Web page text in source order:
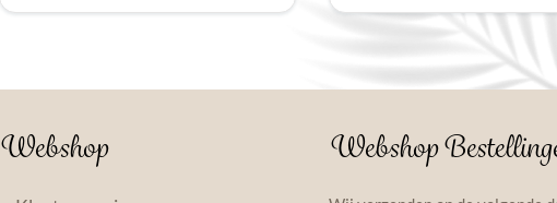
Webshop Webshop